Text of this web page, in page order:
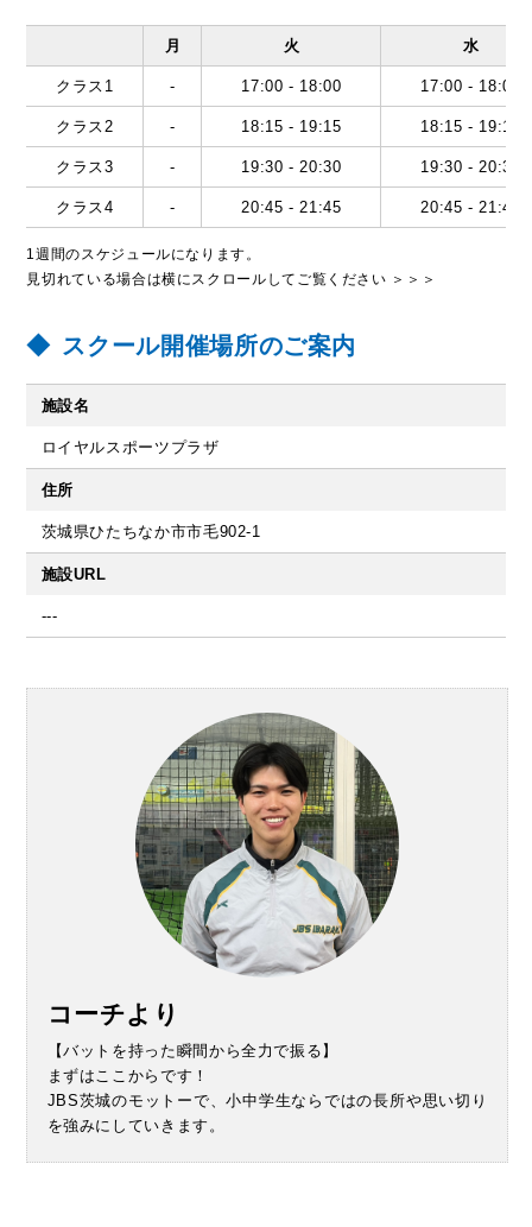
月 火 水
クラス1 - 17:00 - 18:00 17:00 - 18:00
クラス2 - 18:15 - 19:15 18:15 - 19:15
クラス3 - 19:30 - 20:30 19:30 - 20:30
クラス4 - 20:45 - 21:45 20:45 - 21:45
1週間のスケジュールになります。
見切れている場合は横にスクロールしてご覧ください ＞＞＞
スクール開催場所のご案内
施設名
ロイヤルスポーツプラザ
住所
茨城県ひたちなか市市毛902-1
施設URL
---
コーチより
【バットを持った瞬間から全力で振る】
まずはここからです！
JBS茨城のモットーで、小中学生ならではの長所や思い切り
を強みにしていきます。